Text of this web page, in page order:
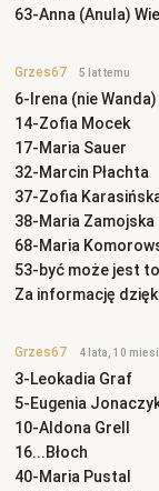
63-Anna (Anula)
Grzes67 5 lat temu
6-Irena (nie
14-Zofia Mocek
17-Maria Sauer
32-Marcin Płachta
37-Zofia
38-Maria Zamojska
68-Maria
53-być może jest
Za informację
Grzes67 4 lata, 10
3-Leokadia Graf
5-Eugenia
10-Aldona Grell
16...Błoch
40-Maria Pustal